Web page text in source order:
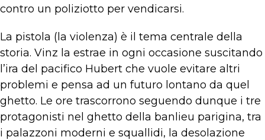
contro un poliziotto per vendicarsi.
La pistola (la violenza) è il tema centrale della
storia. Vinz la estrae in ogni occasione suscitando
l’ira del pacifico Hubert che vuole evitare altri
problemi e pensa ad un futuro lontano da quel
ghetto. Le ore trascorrono seguendo dunque i tre
protagonisti nel ghetto della banlieu parigina, tra
i palazzoni moderni e squallidi, la desolazione